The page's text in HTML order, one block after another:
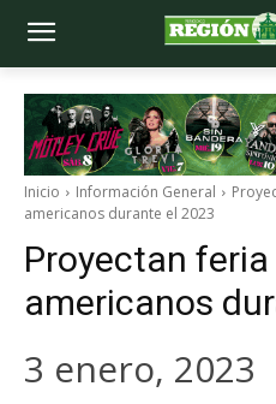
Inicio Información General
americanos durante el 2023
Proyectan
americanos
3 enero, 2023